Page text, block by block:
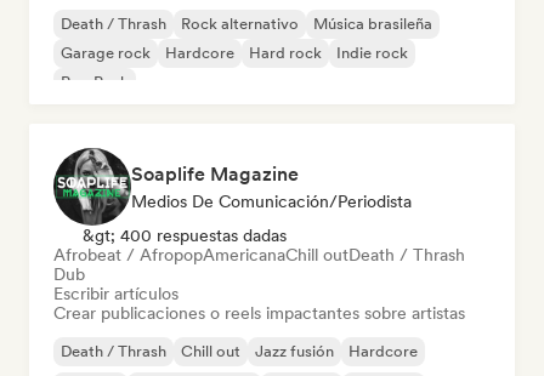
Death / Thrash Rock alternativo
Música brasileña
Garage rock
Hardcore Hard rock
Indie rock
Pop Punk
Soaplife Magazine
Medios De Comunicación/Periodista
&gt; 400 respuestas dadas
Afrobeat / AfropopAmericanaChill outDeath / Thrash
Dub
Escribir artículos
Crear publicaciones o reels impactantes sobre artistas
Death / Thrash Chill out Jazz fusión
Hardcore